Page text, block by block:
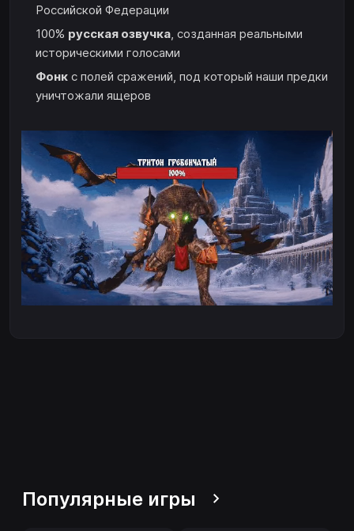
Российской Федерации
100% русская озвучка, созданная реальными
историческими голосами
Фонк с полей сражений, под который наши предки
уничтожали ящеров
Популярные игры